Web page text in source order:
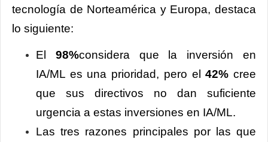
tecnología de Norteamérica y Europa, destaca
lo siguiente:
El 98%considera que la inversión en
IA/ML es una prioridad, pero el42% cree
que sus directivos no dan suficiente
urgencia a estas inversiones en IA/ML.
Las tres razones principales por las que